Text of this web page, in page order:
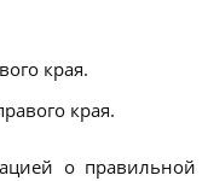
края.
края.
о правильной